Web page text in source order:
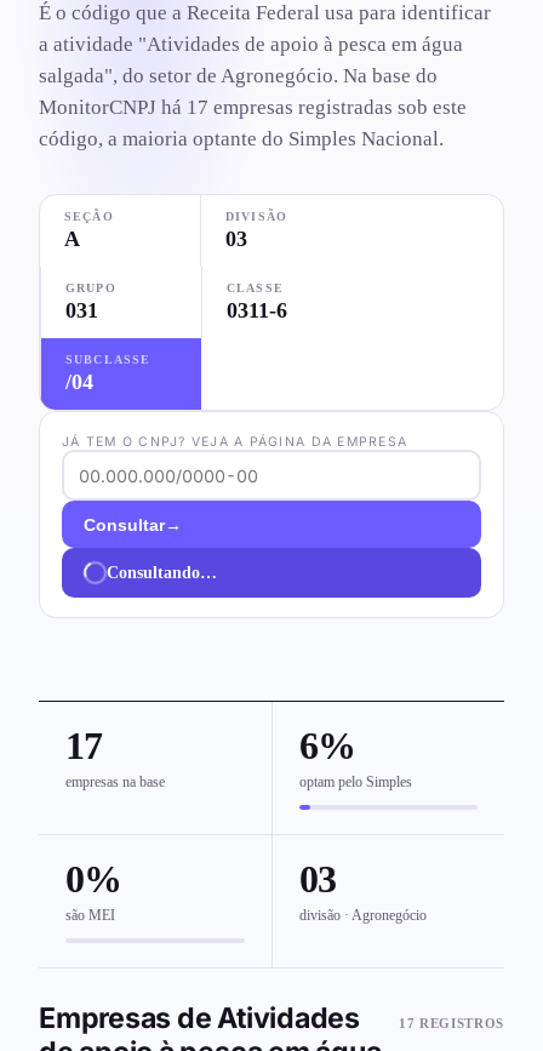
É o código que a Receita Federal usa para identificar
a atividade "Atividades de apoio à pesca em água
salgada", do setor de Agronegócio. Na base do
MonitorCNPJ há 17 empresas registradas sob este
código, a maioria optante do Simples Nacional.
SEÇÃO
A
DIVISÃO
03
GRUPO
031
CLASSE
0311-6
SUBCLASSE
/04
JÁ TEM O CNPJ? VEJA A PÁGINA DA EMPRESA
Consultar→
Consultando…
17
empresas na base
6%
optam pelo Simples
0%
são MEI
03
divisão · Agronegócio
Empresas de Atividades
17 REGISTROS